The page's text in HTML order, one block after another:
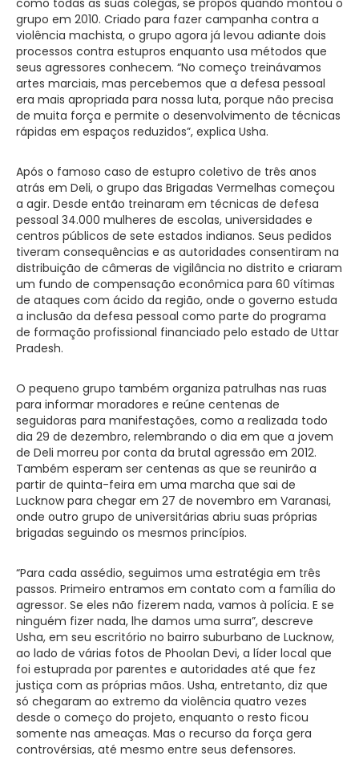
grupo em 2010. Criado para fazer campanha contra a
violência machista, o grupo agora já levou adiante dois
processos contra estupros enquanto usa métodos que
seus agressores conhecem. “No começo treinávamos
artes marciais, mas percebemos que a defesa pessoal
era mais apropriada para nossa luta, porque não precisa
de muita força e permite o desenvolvimento de técnicas
rápidas em espaços reduzidos”, explica Usha.
Após o famoso caso de estupro coletivo de três anos
atrás em Deli, o grupo das Brigadas Vermelhas começou
a agir. Desde então treinaram em técnicas de defesa
pessoal 34.000 mulheres de escolas, universidades e
centros públicos de sete estados indianos. Seus pedidos
tiveram consequências e as autoridades consentiram na
distribuição de câmeras de vigilância no distrito e criaram
um fundo de compensação econômica para 60 vítimas
de ataques com ácido da região, onde o governo estuda
a inclusão da defesa pessoal como parte do programa
de formação profissional financiado pelo estado de Uttar
Pradesh.
O pequeno grupo também organiza patrulhas nas ruas
para informar moradores e reúne centenas de
seguidoras para manifestações, como a realizada todo
dia 29 de dezembro, relembrando o dia em que a jovem
de Deli morreu por conta da brutal agressão em 2012.
Também esperam ser centenas as que se reunirão a
partir de quinta-feira em uma marcha que sai de
Lucknow para chegar em 27 de novembro em Varanasi,
onde outro grupo de universitárias abriu suas próprias
brigadas seguindo os mesmos princípios.
“Para cada assédio, seguimos uma estratégia em três
passos. Primeiro entramos em contato com a família do
agressor. Se eles não fizerem nada, vamos à polícia. E se
ninguém fizer nada, lhe damos uma surra”, descreve
Usha, em seu escritório no bairro suburbano de Lucknow,
ao lado de várias fotos de Phoolan Devi, a líder local que
foi estuprada por parentes e autoridades até que fez
justiça com as próprias mãos. Usha, entretanto, diz que
só chegaram ao extremo da violência quatro vezes
desde o começo do projeto, enquanto o resto ficou
somente nas ameaças. Mas o recurso da força gera
controvérsias, até mesmo entre seus defensores.